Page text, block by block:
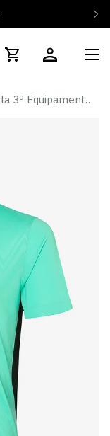
Camisola 3º Equipamento c/PUB 25/26